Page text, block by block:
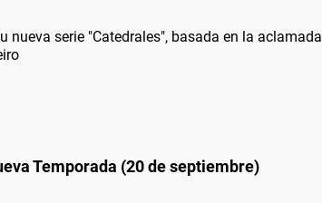
nueva serie "Catedrales", basada en la aclamada
Temporada (20 de septiembre)